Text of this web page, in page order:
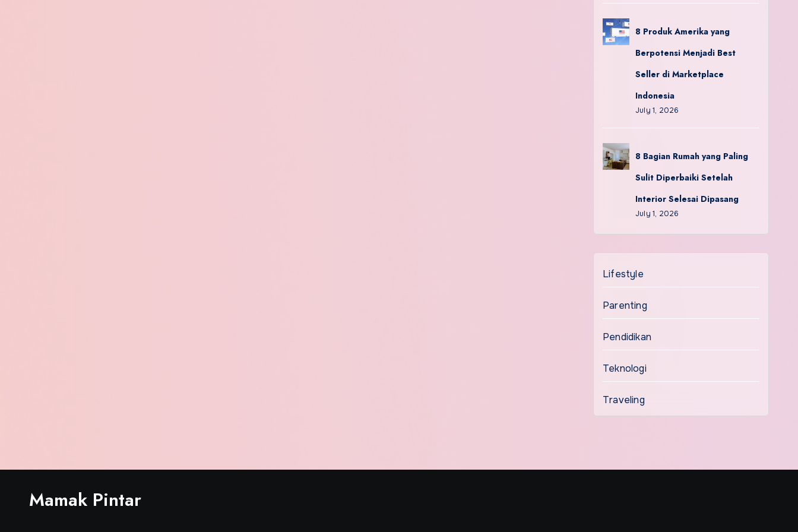
8 Produk Amerika yang
Berpotensi Menjadi Best
Seller di Marketplace
Indonesia
July 1, 2026
8 Bagian Rumah yang Paling
Sulit Diperbaiki Setelah
Interior Selesai Dipasang
July 1, 2026
Lifestyle
Parenting
Pendidikan
Teknologi
Traveling
Mamak Pintar